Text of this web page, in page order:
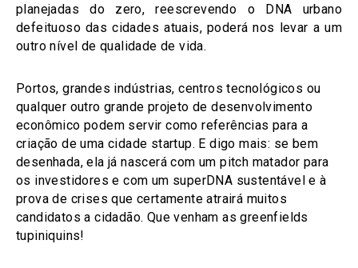
planejadas do zero, reescrevendo o DNA urbano
defeituoso das cidades atuais, poderá nos levar a um
outro nível de qualidade de vida.
Portos, grandes indústrias, centros tecnológicos ou
qualquer outro grande projeto de desenvolvimento
econômico podem servir como referências para a
criação de uma cidade startup. E digo mais: se bem
desenhada, ela já nascerá com um pitch matador para
os investidores e com um superDNA sustentável e à
prova de crises que certamente atrairá muitos
candidatos a cidadão. Que venham as greenfields
tupiniquins!